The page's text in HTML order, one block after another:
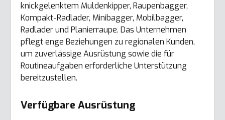
knickgelenktem Muldenkipper, Raupenbagger,
Kompakt-Radlader, Minibagger, Mobilbagger,
Radlader und Planierraupe. Das Unternehmen
pflegt enge Beziehungen zu regionalen Kunden,
um zuverlässige Ausrüstung sowie die für
Routineaufgaben erforderliche Unterstützung
bereitzustellen.
Verfügbare Ausrüstung